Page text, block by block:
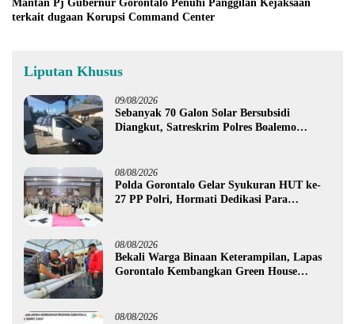
Mantan Pj Gubernur Gorontalo Penuhi Panggilan Kejaksaan
terkait dugaan Korupsi Command Center
Liputan Khusus
09/08/2026
Sebanyak 70 Galon Solar Bersubsidi
Diangkut, Satreskrim Polres Boalemo
08/08/2026
Polda Gorontalo Gelar Syukuran HUT ke-
27 PP Polri, Hormati Dedikasi Para
08/08/2026
Bekali Warga Binaan Keterampilan, Lapas
Gorontalo Kembangkan Green House
08/08/2026